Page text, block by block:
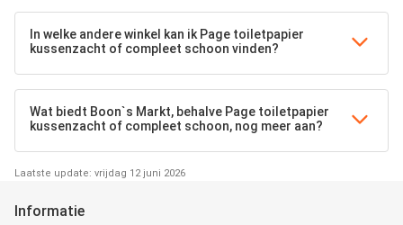
In welke andere winkel kan ik Page toiletpapier
kussenzacht of compleet schoon vinden?
Wat biedt Boon`s Markt, behalve Page toiletpapier
kussenzacht of compleet schoon, nog meer aan?
Laatste update: vrijdag 12 juni 2026
Informatie